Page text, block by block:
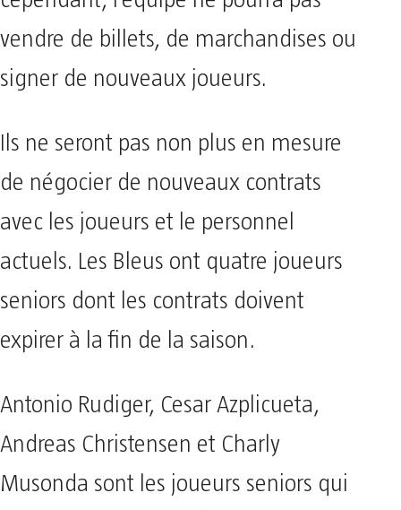
vendre de billets, de marchandises ou
signer de nouveaux joueurs.
Ils ne seront pas non plus en mesure
de négocier de nouveaux contrats
avec les joueurs et le personnel
actuels. Les Bleus ont quatre joueurs
seniors dont les contrats doivent
expirer à la fin de la saison.
Antonio Rudiger, Cesar Azplicueta,
Andreas Christensen et Charly
Musonda sont les joueurs seniors qui